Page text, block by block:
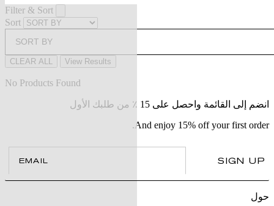
Filter & Sort
Sort
SORT BY
CLEAR ALL View Results
No Products Found
انضم إلى القائمة واحصل على 15 ٪ من طلبك الأول
And enjoy 15% off your first order.
SIGN UP
حول